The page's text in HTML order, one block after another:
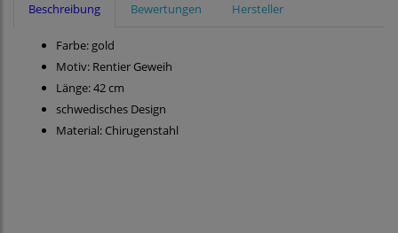
Beschreibung Bewertungen Hersteller
Farbe: gold
Motiv: Rentier Geweih
Länge: 42 cm
schwedisches Design
Material: Chirugenstahl